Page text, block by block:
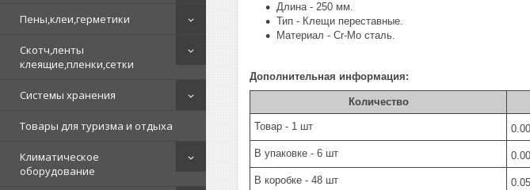
Пены,клеи,герметики
Скотч,ленты
клеящие,пленки,сетки
Системы хранения
Товары для туризма и отдыха
Климатическое
оборудование
Длина - 250 мм.
Тип - Клещи переставные.
Материал - Cr-Mo сталь.
Дополнительная информация:
Количество
Товар - 1 шт
В упаковке - 6 шт
В коробке - 48 шт